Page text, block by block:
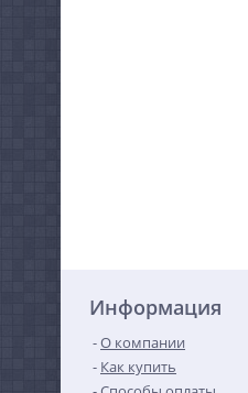
Информация
О компании
Как купить